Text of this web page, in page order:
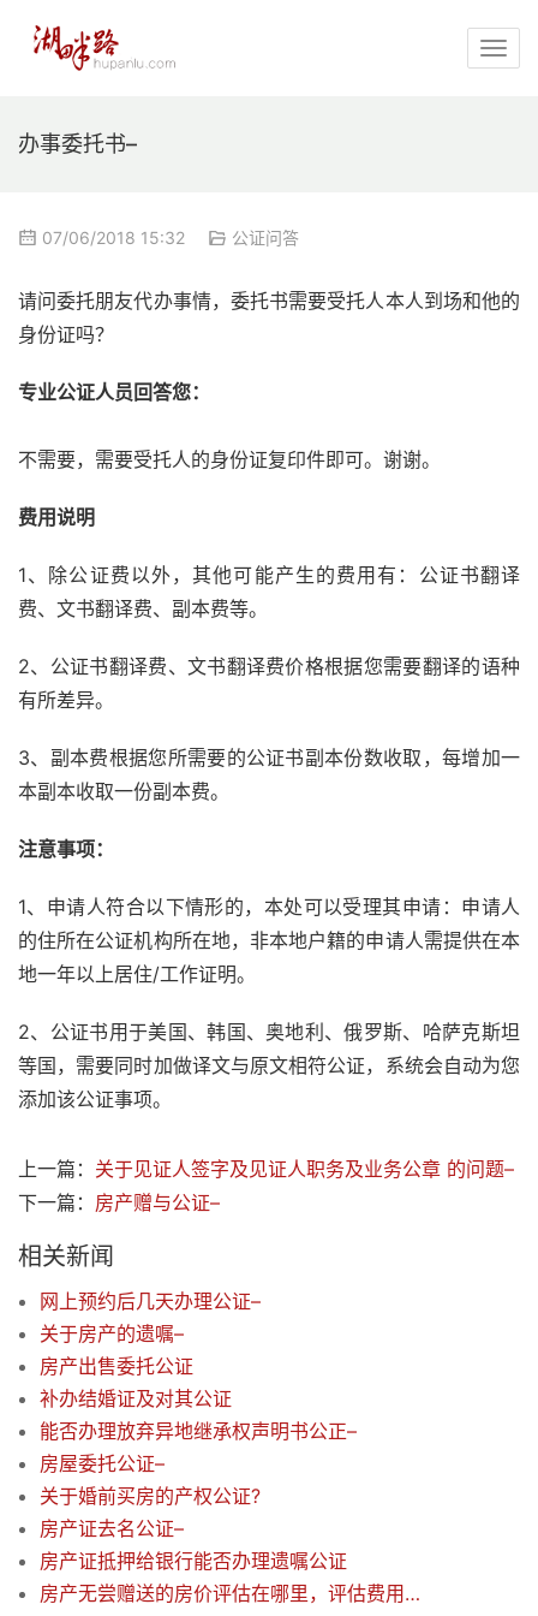
办事委托书–
07/06/2018 15:32 公证问答
请问委托朋友代办事情，委托书需要受托人本人到场和他的
身份证吗？
专业公证人员回答您：
不需要，需要受托人的身份证复印件即可。谢谢。
费用说明
1、除公证费以外，其他可能产生的费用有：公证书翻译
费、文书翻译费、副本费等。
2、公证书翻译费、文书翻译费价格根据您需要翻译的语种
有所差异。
3、副本费根据您所需要的公证书副本份数收取，每增加一
本副本收取一份副本费。
注意事项：
1、申请人符合以下情形的，本处可以受理其申请：申请人
的住所在公证机构所在地，非本地户籍的申请人需提供在本
地一年以上居住/工作证明。
2、公证书用于美国、韩国、奥地利、俄罗斯、哈萨克斯坦
等国，需要同时加做译文与原文相符公证，系统会自动为您
添加该公证事项。
上一篇： 关于见证人签字及见证人职务及业务公章 的问题–
下一篇： 房产赠与公证–
相关新闻
网上预约后几天办理公证–
关于房产的遗嘱–
房产出售委托公证
补办结婚证及对其公证
能否办理放弃异地继承权声明书公正–
房屋委托公证–
关于婚前买房的产权公证?
房产证去名公证–
房产证抵押给银行能否办理遗嘱公证
房产无尝赠送的房价评估在哪里，评估费用是多少–